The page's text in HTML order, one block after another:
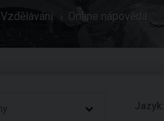
Vzdělávání Online nápověda
Jazyk: